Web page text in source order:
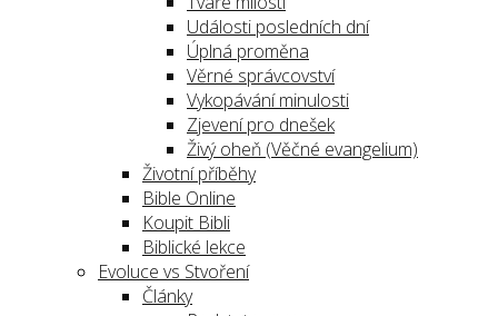
Události posledních dní
Úplná proměna
Věrné správcovství
Vykopávání minulosti
Zjevení pro dnešek
Živý oheň (Věčné evangelium)
Životní příběhy
Bible Online
Koupit Bibli
Biblické lekce
Evoluce vs Stvoření
Články